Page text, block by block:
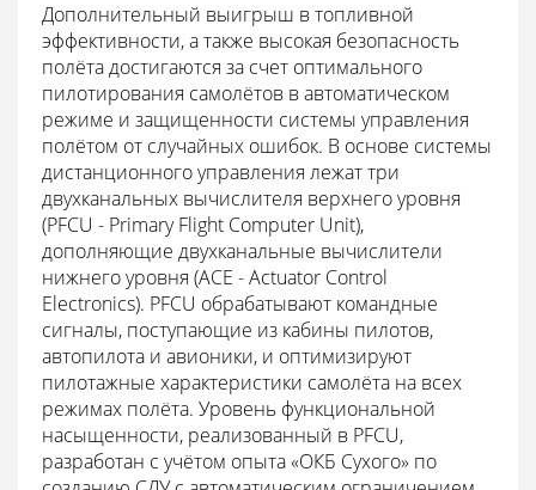
Дополнительный выигрыш в топливной
эффективности, а также высокая безопасность
полёта достигаются за счет оптимального
пилотирования самолётов в автоматическом
режиме и защищенности системы управления
полётом от случайных ошибок. В основе системы
дистанционного управления лежат три
двухканальных вычислителя верхнего уровня
(PFCU - Primary Flight Computer Unit),
дополняющие двухканальные вычислители
нижнего уровня (ACE - Actuator Control
Electronics). PFCU обрабатывают командные
сигналы, поступающие из кабины пилотов,
автопилота и авионики, и оптимизируют
пилотажные характеристики самолёта на всех
режимах полёта. Уровень функциональной
насыщенности, реализованный в PFCU,
разработан с учётом опыта «ОКБ Сухого» по